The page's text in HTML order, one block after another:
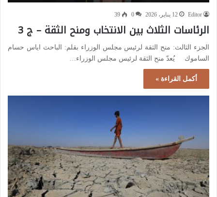
Editor 12 يناير، 2026 0
39
الرئاسات الثلاث بين الانتخاب ومنح الثقة – ج 3
الجزء الثالث: منح الثقة لرئيس مجلس الوزراء بقلم: الباحث اياس حسام
الساموك يُعدّ منح الثقة لرئيس مجلس الوزراء…
أكمل القراءة »